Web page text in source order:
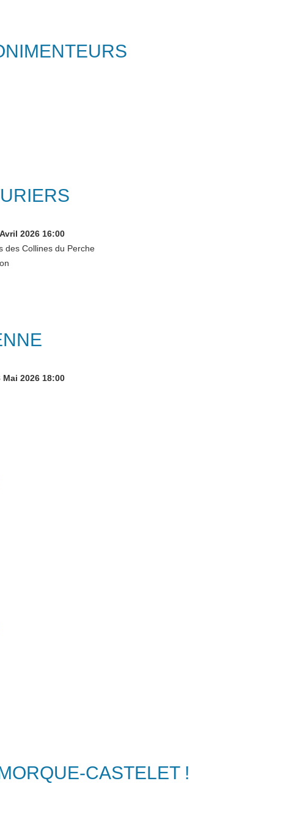
2026 16:00
des Collines du Perche
Mai 2026 18:00
CASTELET !